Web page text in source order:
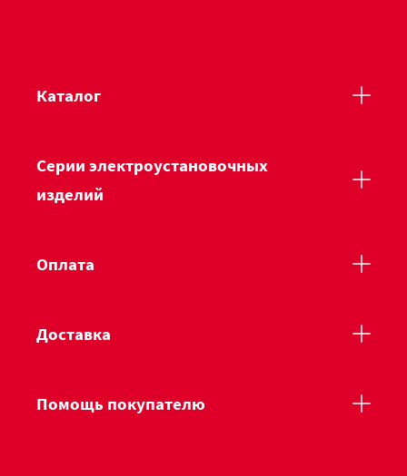
Каталог
Серии электроустановочных
изделий
Оплата
Доставка
Помощь покупателю